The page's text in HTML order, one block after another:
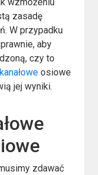
zasadę
W przypadku
aby
czy to
osiowe
jej wyniki.
zdawać